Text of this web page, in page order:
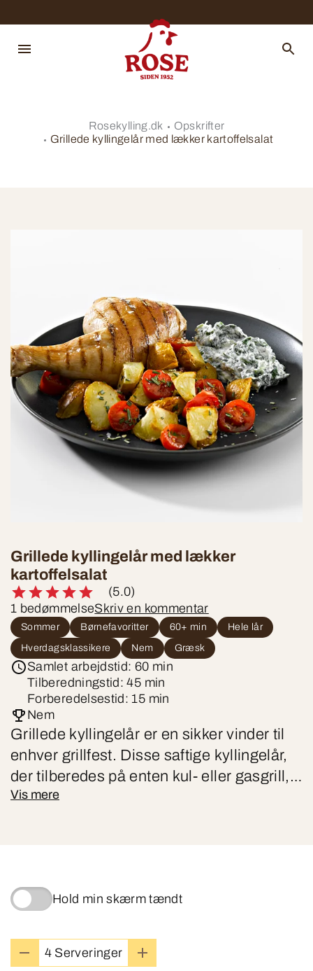
Rosekylling.dk
Opskrifter
Grillede kyllingelår med lækker kartoffelsalat
Grillede kyllingelår med lækker
kartoffelsalat
(5.0)
1 bedømmelseSkriv en kommentar
Sommer Børnefavoritter 60+ min
Hele lår
Hverdagsklassikere
Nem Græsk
Samlet arbejdstid: 60 min
Tilberedningstid: 45 min
Forberedelsestid: 15 min
Nem
Grillede kyllingelår er en sikker vinder til
enhver grillfest. Disse saftige kyllingelår,
der tilberedes på enten kul- eller gasgrill,
får en uimodståelig smag, når de grilles
til hverdag og fest.
Vis mere
Hold min skærm tændt
4 Serveringer